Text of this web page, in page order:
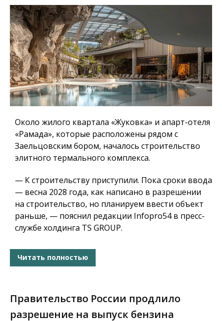
Около жилого квартала «Жуковка» и апарт-отеля
«Рамада», которые расположены рядом с
Заельцовским бором, началось строительство
элитного термального комплекса.
— К строительству приступили. Пока сроки ввода
— весна 2028 года, как написано в разрешении
на строительство, но планируем ввести объект
раньше, — пояснил редакции Infopro54 в пресс-
службе холдинга TS GROUP.
Читать полностью
Правительство России продлило
разрешение на выпуск бензина